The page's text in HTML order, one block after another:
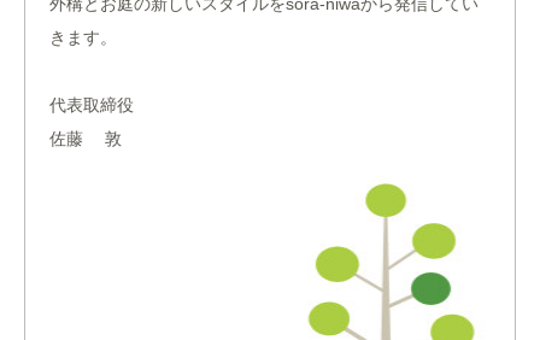
外構とお庭の新しいスタイルをsora-niwaから発信してい
きます。
代表取締役
佐藤 敦